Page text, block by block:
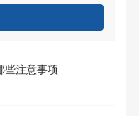
些注意事项